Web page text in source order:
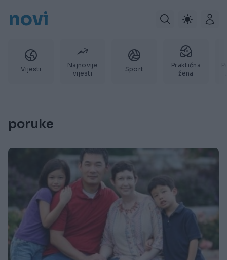
novi
Vijesti
Najnovije
vijesti
Sport
Praktična
žena
poruke